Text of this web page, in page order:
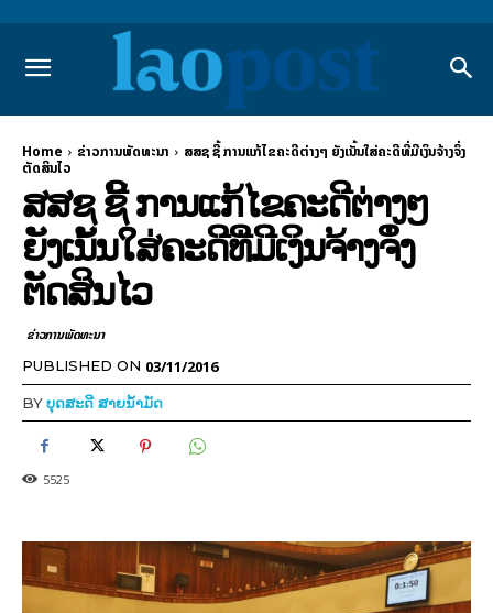
Home ຂ່າວການພັດທະນາ
ສສຊ ຊີ້ ການແກ້ໄຂຄະດີຕ່າງໆ ຍັງເນັ້ນໃສ່ຄະດີທີ່ມີເງິນຈ້າງຈຶ່ງ
ຕັດສິນໄວ
ສສຊ ຊີ້ ການແກ້ໄຂຄະດີຕ່າງໆ
ຍັງເນັ້ນໃສ່ຄະດີທີ່ມີເງິນຈ້າງຈຶ່ງ
ຕັດສິນໄວ
ຂ່າວການພັດທະນາ
PUBLISHED ON 03/11/2016
BYບຸດສະດີ ສາຍນ້ຳມັດ
5525